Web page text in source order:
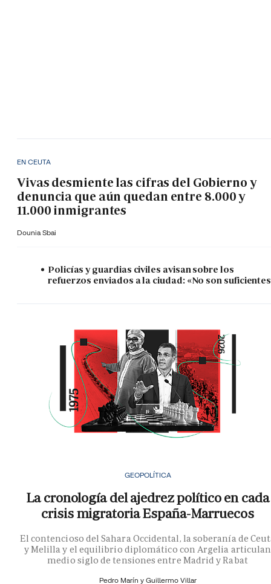
EN CEUTA
Vivas desmiente las cifras del Gobierno y
denuncia que aún quedan entre 8.000 y
11.000 inmigrantes
Dounia Sbai
Policías y guardias civiles avisan sobre los
refuerzos enviados a la ciudad: «No son
GEOPOLÍTICA
La cronología del ajedrez político en cada
crisis migratoria España-Marruecos
El contencioso del Sahara Occidental, la soberanía de
y Melilla y el equilibrio diplomático con Argelia articulan
medio siglo de tensiones entre Madrid y Rabat
Pedro Marín y Guillermo Villar